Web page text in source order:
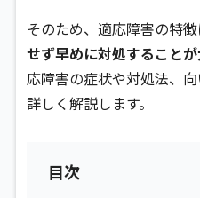
そのため、適応障害の特徴
せず早めに対処すること
応障害の症状や対処法、
詳しく解説します。
目次